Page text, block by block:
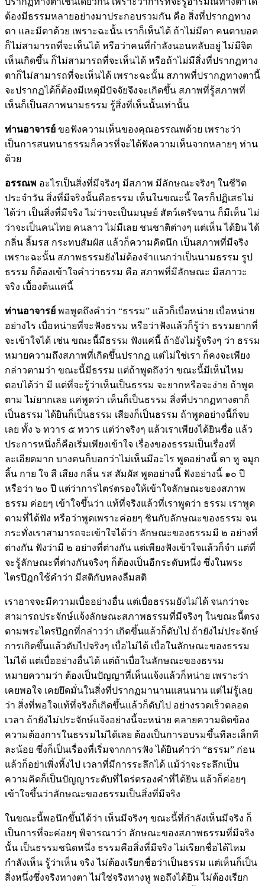
ต้องมีธรรมหลายอย่างมาประกอบรวมกัน คือ สิ่งที่ปรากฏทาง
ตา และมีตาด้วย เพราะฉะนั้น เราก็เห็นได้ ถ้าไม่มีตา คนตาบอด
ก็ไม่สามารถที่จะเห็นได้ หรือว่าคนที่กำลังนอนหลับอยู่ ไม่มีจิต
เห็นเกิดขึ้น ก็ไม่สามารถที่จะเห็นได้ หรือถ้าไม่มีสิ่งที่ปรากฏทาง
ตาก็ไม่สามารถที่จะเห็นได้ เพราะฉะนั้น สภาพที่ปรากฏทางตานี้
จะปรากฏได้ก็ต้องมีเหตุมีปัจจัยจึงจะเกิดขึ้น สภาพที่รู้สภาพที่
เห็นก็เป็นสภาพนามธรรม รู้สิ่งที่เห็นนั้นเท่านั้น
ท่านอาจารย์ ขอฟังความเห็นของคุณอรรณพด้วย เพราะว่า
เป็นการสนทนาธรรมก็ควรที่จะได้ฟังความเห็นจากหลายๆ ท่าน
ด้วย
อรรณพ อะไรเป็นสิ่งที่มีจริงๆ มีสภาพ มีลักษณะจริงๆ ในชีวิต
ประจำวัน สิ่งที่มีจริงนั้นคือธรรม เห็นในขณะนี้ ใครก็ปฏิเสธไม่
ได้ว่า เป็นสิ่งที่มีจริง ไม่ว่าจะเป็นมนุษย์ สัตว์เดรัจฉาน ก็มีเห็น ไม่
ว่าจะเป็นคนไทย คนลาว ไม่มีเลย ชนชาติต่างๆ แต่เห็น ได้ยิน ได้
กลิ่น ลิ้มรส กระทบสัมผัส แล้วก็ความคิดนึก เป็นสภาพที่มีจริง
เพราะฉะนั้น สภาพธรรมยังไม่ต้องจำแนกว่าเป็นนามธรรม รูป
ธรรม ก็ต้องเข้าใจคำว่าธรรม คือ สภาพที่มีลักษณะ มีสภาวะ
จริง เบื้องต้นแค่นี้
ท่านอาจารย์ พอพูดถึงคำว่า “ธรรม” แล้วก็เบื่อหน่าย เบื่อหน่าย
อย่างไร เบื่อหน่ายที่จะฟังธรรม หรือว่าฟังแล้วก็รู้ว่า ธรรมยากที่
จะเข้าใจได้ เช่น ขณะนี้มีธรรม ฟังแค่นี้ ถ้ายังไม่รู้จริงๆ ว่า ธรรม
หมายความถึงสภาพที่เกิดขึ้นปรากฏ แต่ไม่ใช่เรา ก็คงจะเพียง
กล่าวตามว่า ขณะนี้มีธรรม แต่ถ้าพูดถึงว่า ขณะนี้มีเห็นไหม
ตอบได้ว่า มี แต่ที่จะรู้ว่าเห็นเป็นธรรม จะยากหรือจะง่าย ถ้าพูด
ตาม ไม่ยากเลย แค่พูดว่า เห็นก็เป็นธรรม สิ่งที่ปรากฏทางตาก็
เป็นธรรม ได้ยินก็เป็นธรรม เสียงก็เป็นธรรม ถ้าพูดอย่างนี้ก็จบ
เลย ทั้ง ๖ ทวาร ๕ ทวาร แต่ว่าจริงๆ แล้วเราเพียงได้ยินชื่อ แล้ว
ประการหนึ่งก็คือเริ่มเพียงเข้าใจ เรื่องของธรรมเป็นเรื่องที่
ละเอียดมาก บางคนก็บอกว่าไม่เห็นมีอะไร พูดอย่างนี้ ตา หู จมูก
ลิ้น กาย ใจ สี เสียง กลิ่น รส สัมผัส พูดอย่างนี้ ฟังอย่างนี้ ๑๐ ปี
หรือว่า ๒๐ ปี แต่ว่าการไตร่ตรองให้เข้าใจลักษณะของสภาพ
ธรรม ค่อยๆ เข้าใจขึ้นว่า แท้ที่จริงแล้วที่เราพูดว่า ธรรม เราพูด
ตามที่ได้ฟัง หรือว่าพูดเพราะค่อยๆ ชินกับลักษณะของธรรม จน
กระทั่งเราสามารถจะเข้าใจได้ว่า ลักษณะของธรรมมี ๒ อย่างที่
ต่างกัน ฟังว่ามี ๒ อย่างที่ต่างกัน แต่เพียงฟังเข้าใจแล้วก็จำ แต่ที่
จะรู้ลักษณะที่ต่างกันจริงๆ ก็ต้องเป็นอีกระดับหนึ่ง ซึ่งในพระ
ไตรปิฎกใช้คำว่า มีสติกับหลงลืมสติ
เราอาจจะมีความเบื่ออย่างอื่น แต่เบื่อธรรมยังไม่ได้ จนกว่าจะ
สามารถประจักษ์แจ้งลักษณะสภาพธรรมที่มีจริงๆ ในขณะนี้ตรง
ตามพระไตรปิฎกที่กล่าวว่า เกิดขึ้นแล้วก็ดับไป ถ้ายังไม่ประจักษ์
การเกิดขึ้นแล้วดับไปจริงๆ เบื่อไม่ได้ เบื่อในลักษณะของธรรม
ไม่ได้ แต่เบื่ออย่างอื่นได้ แต่ถ้าเบื่อในลักษณะของธรรม
หมายความว่า ต้องเป็นปัญญาที่เห็นแจ้งแล้วก็หน่าย เพราะว่า
เคยพอใจ เคยยึดมั่นในสิ่งที่ปรากฏมานานแสนนาน แต่ไม่รู้เลย
ว่า สิ่งที่พอใจแท้ที่จริงก็เกิดขึ้นแล้วก็ดับไป อย่างรวดเร็วตลอด
เวลา ถ้ายังไม่ประจักษ์แจ้งอย่างนี้จะหน่าย คลายความติดข้อง
ความต้องการในธรรมไม่ได้เลย ต้องเป็นการอบรมขึ้นทีละเล็กที
ละน้อย ซึ่งก็เป็นเรื่องที่เริ่มจากการฟัง ได้ยินคำว่า “ธรรม” ก่อน
แล้วก็อย่าเพิ่งทิ้งไป เวลาที่มีการระลึกได้ แม้ว่าจะระลึกเป็น
ความคิดก็เป็นปัญญาระดับที่ไตร่ตรองคำที่ได้ยิน แล้วก็ค่อยๆ
เข้าใจขึ้นว่าลักษณะของธรรมเป็นสิ่งที่มีจริง
ในขณะนี้พอนึกขึ้นได้ว่า เห็นมีจริงๆ ขณะนี้ที่กำลังเห็นมีจริง ก็
เป็นการที่จะค่อยๆ พิจารณาว่า ลักษณะของสภาพธรรมที่มีจริง
นั้น เป็นธรรมชนิดหนึ่ง ธรรมคือสิ่งที่มีจริง ไม่เรียกชื่อได้ไหม
กำลังเห็น รู้ว่าเห็น จริง ไม่ต้องเรียกชื่อว่าเป็นธรรม แต่เห็นก็เป็น
สิ่งหนึ่งซึ่งจริงทางตา ไม่ใช่จริงทางหู พอถึงได้ยิน ไม่ต้องเรียก